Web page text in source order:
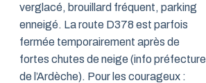
verglacé, brouillard fréquent, parking
enneigé. La route D378 est parfois
fermée temporairement après de
fortes chutes de neige (info préfecture
de l’Ardèche). Pour les courageux :